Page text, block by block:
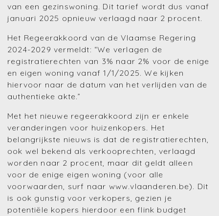
van een gezinswoning. Dit tarief wordt dus vanaf
januari 2025 opnieuw verlaagd naar 2 procent.
Het Regeerakkoord van de Vlaamse Regering
2024-2029 vermeldt: “We verlagen de
registratierechten van 3% naar 2% voor de enige
en eigen woning vanaf 1/1/2025. We kijken
hiervoor naar de datum van het verlijden van de
authentieke akte.”
Met het nieuwe regeerakkoord zijn er enkele
veranderingen voor huizenkopers. Het
belangrijkste nieuws is dat de registratierechten,
ook wel bekend als verkooprechten, verlaagd
worden naar 2 procent, maar dit geldt alleen
voor de enige eigen woning (voor alle
voorwaarden, surf naar www.vlaanderen.be). Dit
is ook gunstig voor verkopers, gezien je
potentiële kopers hierdoor een flink budget